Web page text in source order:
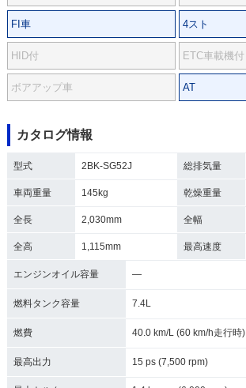
FI車 4スト
HID付 ETC車載機付
ボアアップ車 AT
カタログ情報
型式 2BK-SG52J 総排気量
車両重量 145kg 乾燥重量
全長 2,030mm 全幅
全高 1,115mm 最高速度
エンジンオイル容量 ―
燃料タンク容量 7.4L
燃費 40.0 km/L (60 km/h走行時)
最高出力 15 ps (7,500 rpm)